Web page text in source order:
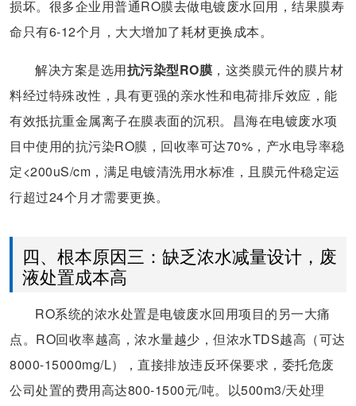
损坏。很多企业用普通RO膜去做电镀废水回用，结果膜寿
命只有6-12个月，大大增加了耗材更换成本。
解决方案是选用抗污染型RO膜 ，这类膜元件的膜片材
料经过特殊改性，具有更强的亲水性和电荷排斥效应，能
有效抵抗重金属离子在膜表面的沉积。昌海在电镀废水项
目中使用的抗污染RO膜，回收率可达70%，产水电导率稳
定<200uS/cm，满足电镀清洗用水标准，且膜元件稳定运
行超过24个月才需要更换。
四、根本原因三：缺乏浓水减量设计，废
液处置成本高
RO系统的浓水处置是电镀废水回用项目的另一大痛
点。RO回收率越高，浓水量越少，但浓水TDS越高（可达
8000-15000mg/L），直接排放违反环保要求，委托危废
公司处置的费用高达800-1500元/吨。以500m3/天处理